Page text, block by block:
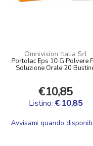
Omnivision Italia Srl
Portolac Eps 10 G Polvere
Soluzione Orale 20
€10,85
Listino: € 10,85
Avvisami quando